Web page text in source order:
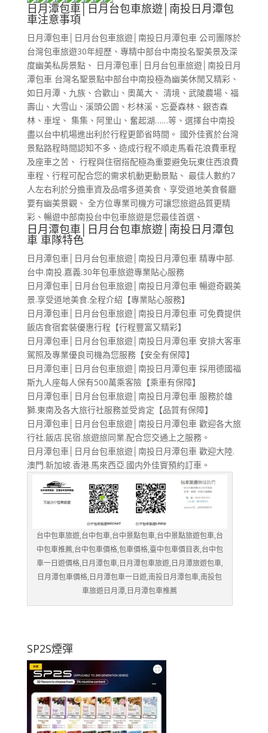
日月潭包車│日月台包車旅遊│南投日月潭包
車注意事項
日月潭包車│日月台包車旅遊│南投日月潭包車 公司團隊於
台灣包車旅遊30年經歷、專精中部台中南投名聖美景及深
度幽美私房景點、 日月潭包車│日月台包車旅遊│南投日月
潭包車 台灣名聖景點中部台中南投極為幽美休閒又精彩、
如日月潭、九族、合歡山、奧萬大、 清境、武陵農場、福
壽山、大雪山、溪頭公園、杉林溪、忘憂森林、銀杏森
林、車埕、 集集、阿里山、奮起湖……等、選擇台中南投
盡以台中机場進出利於行程更節省時間。 國外佳賓於台灣
景點路程時間認知不多、造成行程不順走馬看花浪費車程
及座車之苦、 行程與住宿搭配極為重要避免玩東住西浪費
車程、行程可配合您的需求机動更動景點、 最佳人數約7
人左右利於分擔車資及品嚐多道美食、享受道地美食餐廳
要有幽美景觀、 全方位專業司機方可讓您旅遊品質更精
彩、暢遊中部南投台中包車旅遊是您最佳首選、
日月潭包車│日月台包車旅遊│南投日月潭包
車 車隊特色
日月潭包車│日月台包車旅遊│南投日月潭包車 精專中部.
台中.南投.嘉義.30年包車旅遊專業貼心服務
日月潭包車│日月台包車旅遊│南投日月潭包車 暢遊奇觀美
景.享受道地美食.全程介紹【專業貼心服務】
日月潭包車│日月台包車旅遊│南投日月潭包車 可免費提供
飯店食宿套裝優惠行程【行程豐富又精彩】
日月潭包車│日月台包車旅遊│南投日月潭包車 安排大客車
駕照及專業優良司機為您服務【安全有保障】
日月潭包車│日月台包車旅遊│南投日月潭包車 採用德國福
斯九人座每人保有500萬乘客險【乘車有保障】
日月潭包車│日月台包車旅遊│南投日月潭包車 服務於雄
獅.東南及各大旅行社服務並受肯定【品質有保障】
日月潭包車│日月台包車旅遊│南投日月潭包車 歡迎各大旅
行社.飯店.民宿.旅遊旅同業.配合您交通上之服務。
日月潭包車│日月台包車旅遊│南投日月潭包車 歡迎大陸.
澳門.新加坡.香港.馬來西亞.國内外佳賨預約訂車。
台中包車旅遊,台中包車,台中景點包車,台中景點旅遊包車,台
中包車推薦,台中包車價格,包車價格,臺中包車價目表,台中包
車一日遊價格,日月潭包車,日月潭包車旅遊,日月潭旅遊包車,
日月潭包車價格,日月潭包車一日遊,南投日月潭包車,南投包
車旅遊日月潭,日月潭包車推薦
SP2S煙彈